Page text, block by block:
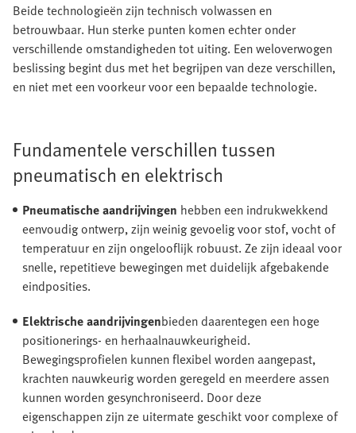
Beide technologieën zijn technisch volwassen en
betrouwbaar. Hun sterke punten komen echter onder
verschillende omstandigheden tot uiting. Een weloverwogen
beslissing begint dus met het begrijpen van deze verschillen,
en niet met een voorkeur voor een bepaalde technologie.
Fundamentele verschillen tussen
pneumatisch en elektrisch
Pneumatische aandrijvingen hebben een indrukwekkend
eenvoudig ontwerp, zijn weinig gevoelig voor stof, vocht of
temperatuur en zijn ongelooflijk robuust. Ze zijn ideaal voor
snelle, repetitieve bewegingen met duidelijk afgebakende
eindposities.
Elektrische aandrijvingenbieden daarentegen een hoge
positionerings- en herhaalnauwkeurigheid.
Bewegingsprofielen kunnen flexibel worden aangepast,
krachten nauwkeurig worden geregeld en meerdere assen
kunnen worden gesynchroniseerd. Door deze
eigenschappen zijn ze uitermate geschikt voor complexe of